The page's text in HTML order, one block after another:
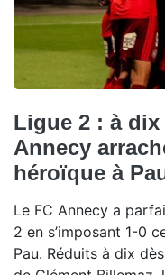
Ligue 2 : à
Annecy
héroïque à
Le FC Annecy a
2 en s’imposant 1-0
Pau. Réduits à dix